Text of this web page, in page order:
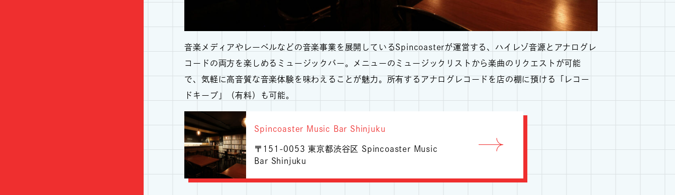
音楽メディアやレーベルなどの音楽事業を展開しているSpincoasterが運営する、ハイレゾ音源とアナログレ
コードの両方を楽しめるミュージックバー。メニューのミュージックリストから楽曲のリクエストが可能
で、気軽に高音質な音楽体験を味わえることが魅力。所有するアナログレコードを店の棚に預ける「レコー
ドキープ」（有料）も可能。
Spincoaster Music Bar Shinjuku
〒151-0053 東京都渋谷区 Spincoaster Music
Bar Shinjuku